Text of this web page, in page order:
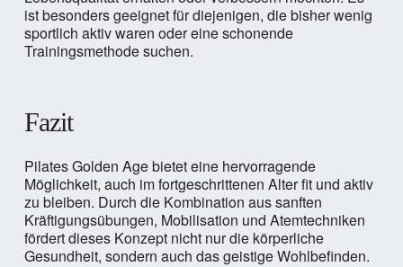
ist besonders geeignet für diejenigen, die bisher wenig
sportlich aktiv waren oder eine schonende
Trainingsmethode suchen.
Fazit
Pilates Golden Age bietet eine hervorragende
Möglichkeit, auch im fortgeschrittenen Alter fit und aktiv
zu bleiben. Durch die Kombination aus sanften
Kräftigungsübungen, Mobilisation und Atemtechniken
fördert dieses Konzept nicht nur die körperliche
Gesundheit, sondern auch das geistige Wohlbefinden.